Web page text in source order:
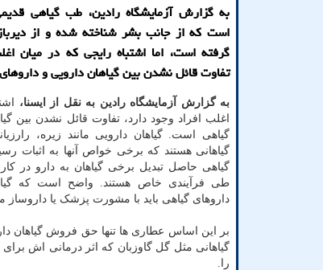
به گزارش آزمایشگاه رادین، طب گیاهی
است که از جانب بشر شناخته شده و از
گرفته است، اما اشتباه رایجی که در میان
تفاوت قائل نشدن بین گیاهان دارویی و
به گزارش آزمایشگاه رادین به نقل از ایسنا،
اغلب افراد وجود دارد، تفاوت قائل نشدن بین
گیاهی است. گیاهان دارویی مانند زیره،
گیاهانی هستند که برخی خواص آنها به اثبات
گیاهی حاصل تبدیل برخی گیاهان به دارو در
طی فرآیندی خاص هستند. واضح است که
داروهای گیاهی باید با مشورت پزشک یا
بر این اساس عطاری ها تنها حق فروش گیاهان
گیاهانی مثل گل گاوزبان که اثر درمانی اش
را.